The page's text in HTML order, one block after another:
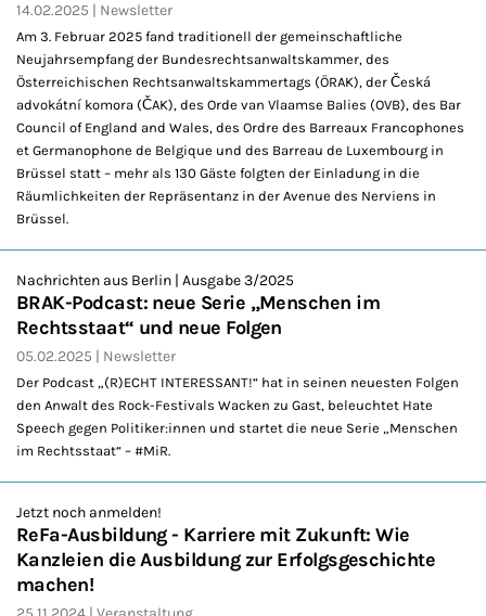
14.02.2025 Newsletter
Am 3. Februar 2025 fand traditionell der gemeinschaftliche
Neujahrsempfang der Bundesrechtsanwaltskammer, des
Österreichischen Rechtsanwaltskammertags (ÖRAK), der Česká
advokátní komora (ČAK), des Orde van Vlaamse Balies (OVB), des Bar
Council of England and Wales, des Ordre des Barreaux Francophones
et Germanophone de Belgique und des Barreau de Luxembourg in
Brüssel statt – mehr als 130 Gäste folgten der Einladung in die
Räumlichkeiten der Repräsentanz in der Avenue des Nerviens in
Brüssel.
Nachrichten aus Berlin | Ausgabe 3/2025
BRAK-Podcast: neue Serie „Menschen im
Rechtsstaat“ und neue Folgen
05.02.2025 Newsletter
Der Podcast „(R)ECHT INTERESSANT!“ hat in seinen neuesten Folgen
den Anwalt des Rock-Festivals Wacken zu Gast, beleuchtet Hate
Speech gegen Politiker:innen und startet die neue Serie „Menschen
im Rechtsstaat“ – #MiR.
Jetzt noch anmelden!
ReFa-Ausbildung - Karriere mit Zukunft: Wie
Kanzleien die Ausbildung zur Erfolgsgeschichte
machen!